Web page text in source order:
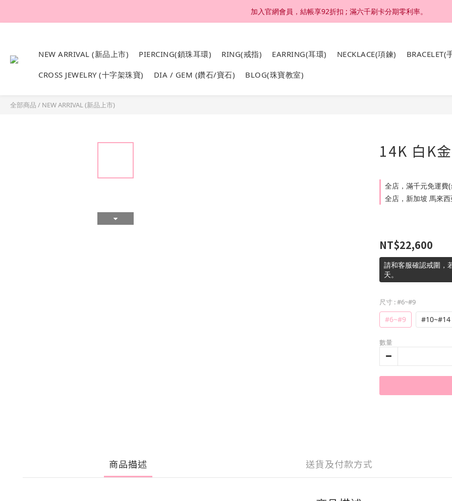
加入官網會員，結帳享92折扣 ; 滿六千刷卡分期零利率。
加入官網會員，結帳享92折扣 ; 滿六千刷卡分期零利率。
加入官網會員，結帳享92折扣 ; 滿六千刷卡分期零利率。
NEW ARRIVAL (新品上市) PIERCING(鎖珠耳環) RING(戒指) EARRING(耳環) NECKLACE(項鍊) BRACELET(
CROSS JEWELRY (十字架珠寶) DIA / GEM (鑽石/寶石) BLOG(珠寶教室)
全部商品 / NEW ARRIVAL (新品上市)
14K 白K
全店，滿千元免運費(
全店，新加坡 馬來
NT$22,600
請和客服確認戒圍，
天。
尺寸 : #6~#9
#6~#9 #10~#14
數量
商品描述 送貨及付款方式